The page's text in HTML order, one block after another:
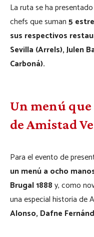
La ruta se ha
chefs que suman5
sus respectivos
Sevilla (Arrels), Julen
Carboná).
Un menú
de Amistad
Para el evento de
un menú a ocho
Brugal 1888y, como
una especial historia de
Alonso, Dafne